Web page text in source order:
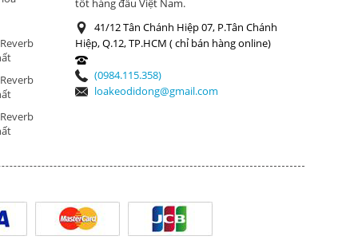
tốt hàng đầu Việt Nam.
41/12 Tân Chánh Hiệp 07, P.Tân Chánh
Hiệp, Q.12, TP.HCM ( chỉ bán hàng online)
(0984.115.358)
loakeodidong@gmail.com